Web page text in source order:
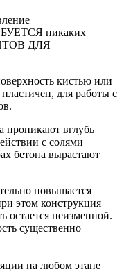
никаких
ДЛЯ
кистью или
для работы с
проникают вглубь
с солями
бетона вырастают
повышается
этом конструкция
остается неизменной.
существенно
на любом этапе